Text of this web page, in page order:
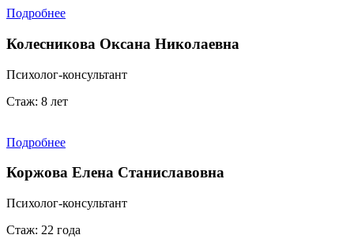
Подробнее
Колесникова Оксана Николаевна
Психолог-консультант
Стаж: 8 лет
Подробнее
Коржова Елена Станиславовна
Психолог-консультант
Стаж: 22 годa